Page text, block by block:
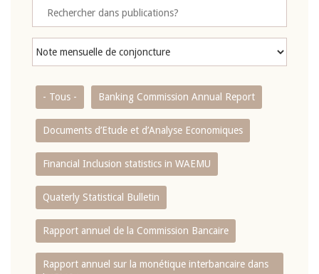
- Tous - Banking Commission Annual Report
Documents d’Etude et d’Analyse Economiques
Financial Inclusion statistics in WAEMU
Quaterly Statistical Bulletin
Rapport annuel de la Commission Bancaire
Rapport annuel sur la monétique interbancaire dans